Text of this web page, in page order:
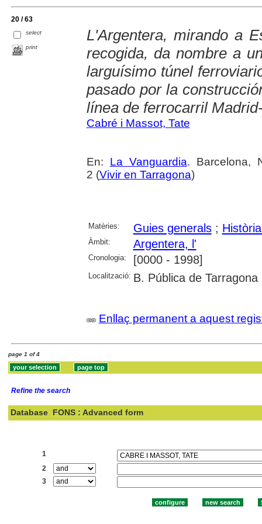
20 / 63
select
print
L'Argentera, mirando a
recogida, da nombre a
larguísimo túnel
pasado por la
línea de ferrocarril
Cabré i Massot, Tate
En: La Vanguardia. Barcelona,
2 (Vivir en Tarragona)
Matèries: Guies generals;
Àmbit: Argentera, l'
Cronologia: [0000 - 1998]
Localització: B. Pública de Tarragona
Enllaç permanent a aquest
page 1 of 4
Refine the search
Database FONS : Advanced form
1
2
3